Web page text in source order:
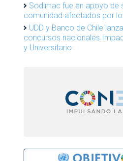
Sodimac fue en apoyo de
comunidad afectados por
UDD y Banco de Chile
concursos nacionales
y Universitario